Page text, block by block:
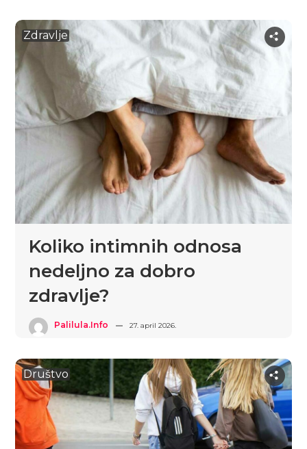
Zdravlje
Koliko intimnih odnosa
nedeljno za dobro
zdravlje?
Palilula.info 27. april 2026.
Društvo